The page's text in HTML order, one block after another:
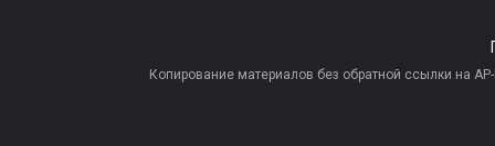
Копирование материалов без обратной ссылки на